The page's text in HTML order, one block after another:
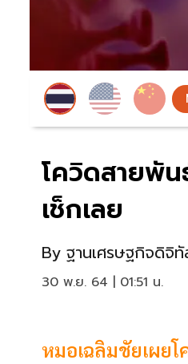
โควิดสายพัน
เช็กเลย
By ฐานเศรษฐกิจดิจิทั
30 พ.ย. 64 | 01:51 น.
หมอเฉลิมชัยเผย